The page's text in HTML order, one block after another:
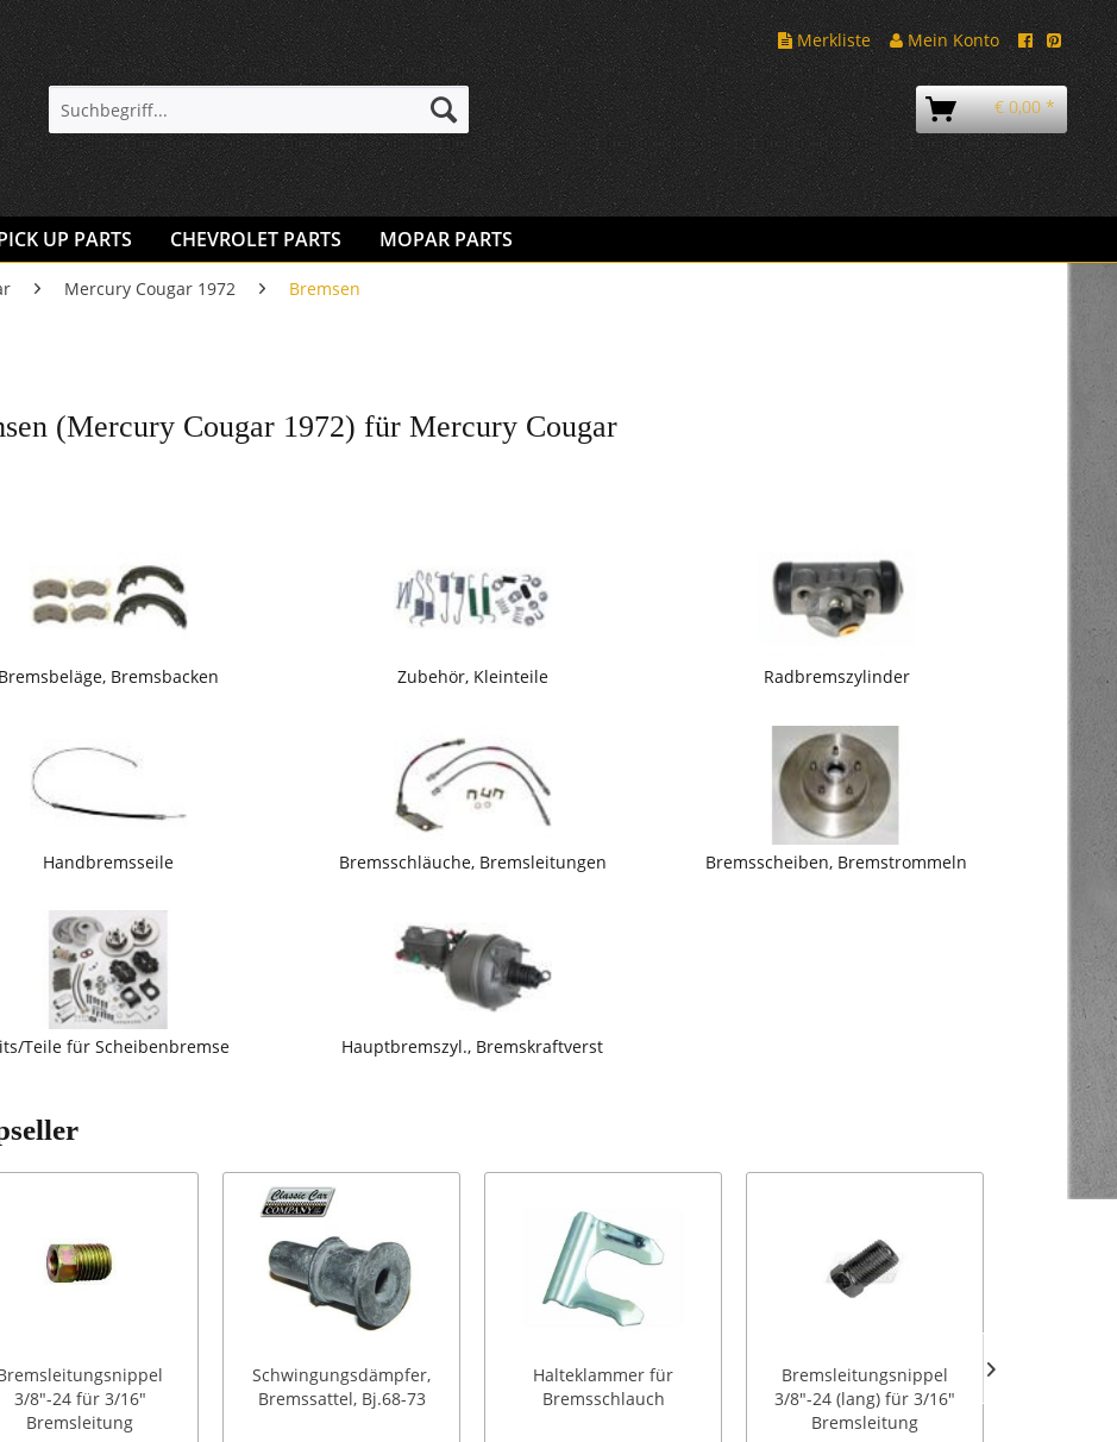
Merkliste
Mein Konto
€ 0,00 *
UP PARTS CHEVROLET PARTS MOPAR PARTS
Mercury Cougar 1972 Bremsen
(Mercury Cougar 1972) für Mercury Cougar
Bremsbeläge, Bremsbacken Zubehör, Kleinteile Radbremszylinder
Handbremsseile Bremsschläuche, Bremsleitungen Bremsscheiben, Bremstrommeln
Teile für Scheibenbremse Hauptbremszyl., Bremskraftverst
3/8"-24 für 3/16"
Bremsleitung
Schwingungsdämpfer,
Bremssattel, Bj.68-73
Halteklammer für
Bremsschlauch
Bremsleitungsnippel
3/8"-24 (lang) für 3/16"
Bremsleitung